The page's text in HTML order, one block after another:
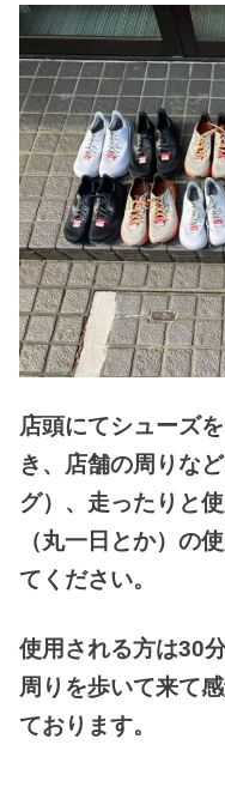
店頭にてシューズ
き、店舗の周りな
グ）、走ったりと
（丸一日とか）の
てください。
使用される方は30
周りを歩いて来て
ております。